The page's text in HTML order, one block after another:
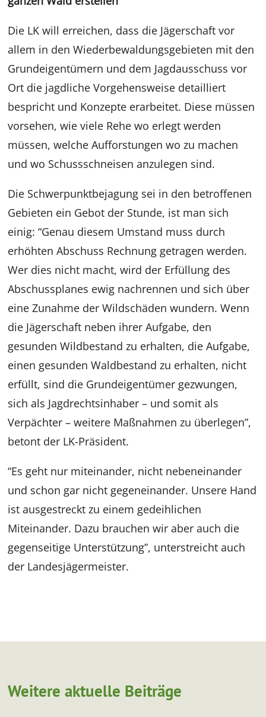
Die LK will erreichen, dass die Jägerschaft vor
allem in den Wiederbewaldungsgebieten mit den
Grundeigentümern und dem Jagdausschuss vor
Ort die jagdliche Vorgehensweise detailliert
bespricht und Konzepte erarbeitet. Diese müssen
vorsehen, wie viele Rehe wo erlegt werden
müssen, welche Aufforstungen wo zu machen
und wo Schussschneisen anzulegen sind.
Die Schwerpunktbejagung sei in den betroffenen
Gebieten ein Gebot der Stunde, ist man sich
einig: “Genau diesem Umstand muss durch
erhöhten Abschuss Rechnung getragen werden.
Wer dies nicht macht, wird der Erfüllung des
Abschussplanes ewig nachrennen und sich über
eine Zunahme der Wildschäden wundern. Wenn
die Jägerschaft neben ihrer Aufgabe, den
gesunden Wildbestand zu erhalten, die Aufgabe,
einen gesunden Waldbestand zu erhalten, nicht
erfüllt, sind die Grundeigentümer gezwungen,
sich als Jagdrechtsinhaber – und somit als
Verpächter – weitere Maßnahmen zu überlegen”,
betont der LK-Präsident.
“Es geht nur miteinander, nicht nebeneinander
und schon gar nicht gegeneinander. Unsere Hand
ist ausgestreckt zu einem gedeihlichen
Miteinander. Dazu brauchen wir aber auch die
gegenseitige Unterstützung”, unterstreicht auch
der Landesjägermeister.
Weitere aktuelle Beiträge